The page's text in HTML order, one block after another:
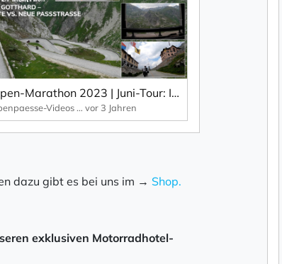
Alpen-Marathon 2023 | Juni-Tour: Impressionen von der alten Passstraße Richtung Süden.
Alpenpaesse-Videos | Alpen-Marathon vor 3 Jahren
dazu gibt es bei uns im → Shop.
exklusiven Motorradhotel-